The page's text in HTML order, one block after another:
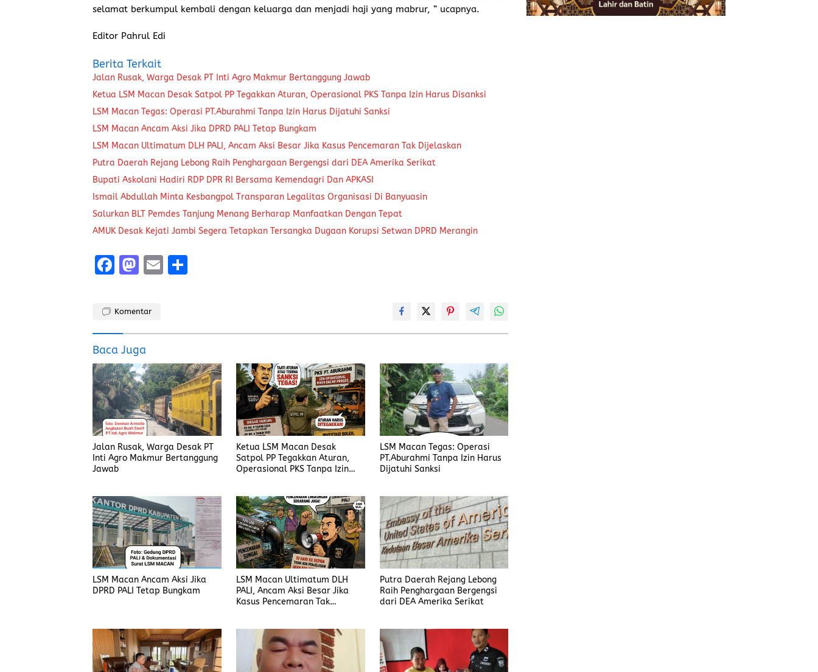
selamat berkumpul kembali dengan keluarga dan menjadi haji yang mabrur, ” ucapnya.
Editor Pahrul Edi
Berita Terkait
Jalan Rusak, Warga Desak PT Inti Agro Makmur Bertanggung Jawab
Ketua LSM Macan Desak Satpol PP Tegakkan Aturan, Operasional PKS Tanpa Izin Harus Disanksi
LSM Macan Tegas: Operasi PT.Aburahmi Tanpa Izin Harus Dijatuhi Sanksi
LSM Macan Ancam Aksi Jika DPRD PALI Tetap Bungkam
LSM Macan Ultimatum DLH PALI, Ancam Aksi Besar Jika Kasus Pencemaran Tak Dijelaskan
Putra Daerah Rejang Lebong Raih Penghargaan Bergengsi dari DEA Amerika Serikat
Bupati Askolani Hadiri RDP DPR RI Bersama Kemendagri Dan APKASI
Ismail Abdullah Minta Kesbangpol Transparan Legalitas Organisasi Di Banyuasin
Salurkan BLT Pemdes Tanjung Menang Berharap Manfaatkan Dengan Tepat
AMUK Desak Kejati Jambi Segera Tetapkan Tersangka Dugaan Korupsi Setwan DPRD Merangin
F
ce
o
o
k
M
st
d
o
n
E
Komentar
Baca Juga
Jalan Rusak, Warga Desak PT
Inti Agro Makmur Bertanggung
Jawab
Ketua LSM Macan Desak
Satpol PP Tegakkan Aturan,
Operasional PKS Tanpa Izin
LSM Macan Tegas: Operasi
PT.Aburahmi Tanpa Izin Harus
Dijatuhi Sanksi
LSM Macan Ancam Aksi Jika
DPRD PALI Tetap Bungkam
LSM Macan Ultimatum DLH
PALI, Ancam Aksi Besar Jika
Kasus Pencemaran Tak
Putra Daerah Rejang Lebong
Raih Penghargaan Bergengsi
dari DEA Amerika Serikat